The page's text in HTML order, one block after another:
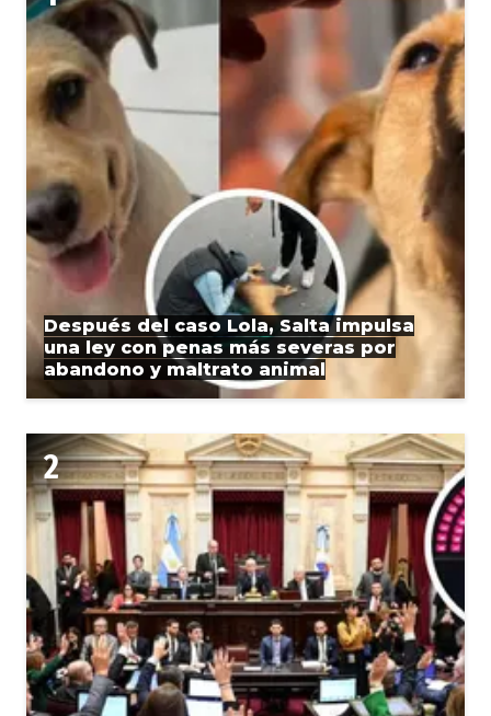
Después del caso Lola, Salta impulsa
una ley con penas más severas por
abandono y maltrato animal